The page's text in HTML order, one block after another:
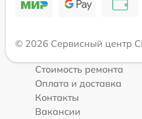
© 2026 Сервисный центр
Стоимость ремонта
Оплата и доставка
Контакты
Вакансии